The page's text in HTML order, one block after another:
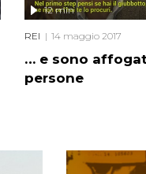
… e sono
persone
12 min
REI 14 maggio 2017